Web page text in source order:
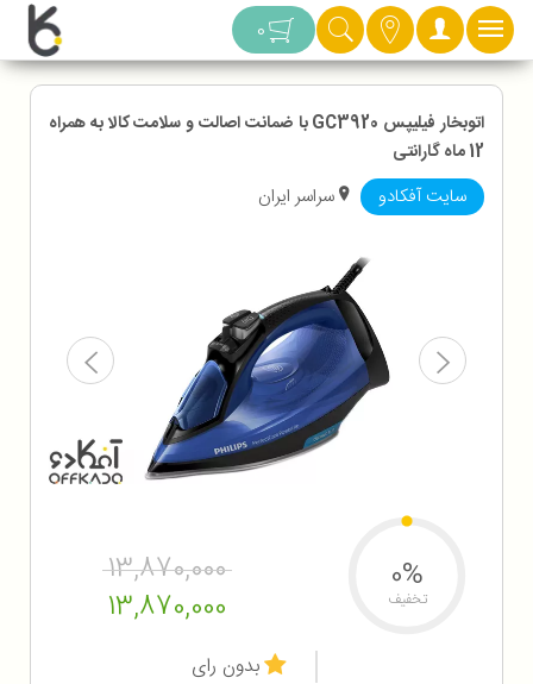
دسته بندی 0
اتوبخار فیلیپس GC3920 با ضمانت اصالت و سلامت کالا به همراه
12 ماه گارانتی
سایت آفکادو سراسر ایران
13,870,000
13,870,000
0%
تخفیف
بدون رای